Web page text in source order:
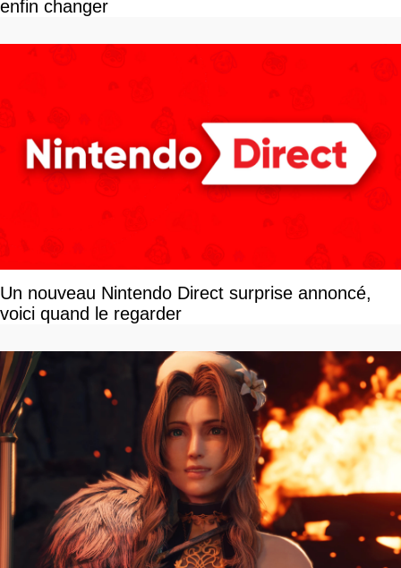
enfin changer
Un nouveau Nintendo Direct surprise annoncé,
voici quand le regarder